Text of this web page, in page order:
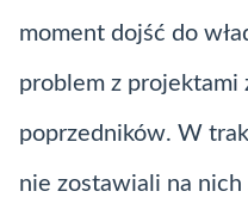
moment dojść do
problem z projektami
poprzedników. W
nie zostawiali na